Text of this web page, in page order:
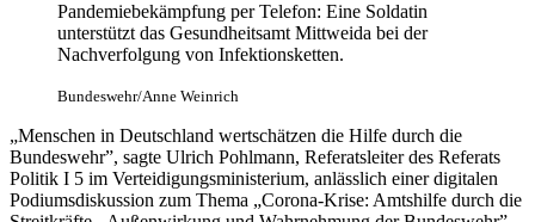
Pandemiebekämpfung per Telefon: Eine Soldatin
unterstützt das Gesundheitsamt Mittweida bei der
Nachverfolgung von Infektionsketten.
Bundeswehr/Anne Weinrich
„Menschen in Deutschland wertschätzen die Hilfe durch die
Bundeswehr”, sagte Ulrich Pohlmann, Referatsleiter des Referats
Politik I 5 im Verteidigungsministerium, anlässlich einer digitalen
Podiumsdiskussion zum Thema „Corona-Krise: Amtshilfe durch die